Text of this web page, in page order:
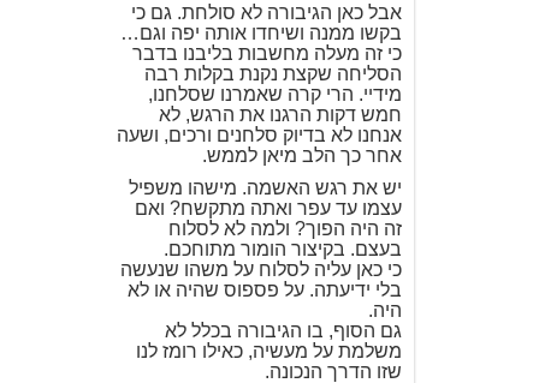
אבל כאן הגיבורה לא סולחת. גם כי
בקשו ממנה ושיחדו אותה יפה וגם…
כי זה מעלה מחשבות בליבנו בדבר
הסליחה שקצת נקנת בקלות רבה
מידיי. הרי קרה שאמרנו שסלחנו,
חמש דקות הרגנו את הרגש, לא
אנחנו לא בדיוק סלחנים ורכים, ושעה
אחר כך הלב מיאן לממש.
יש את רגש האשמה. מישהו משפיל
עצמו עד עפר ואתה מתקשח? ואם
זה היה הפוך? ולמה לא לסלוח
בעצם. בקיצור הומור מתוחכם.
כי כאן עליה לסלוח על משהו שנעשה
בלי ידיעתה. על פספוס שהיה או לא
היה.
גם הסוף, בו הגיבורה בכלל לא
משלמת על מעשיה, כאילו רומז לנו
שזו הדרך הנכונה.